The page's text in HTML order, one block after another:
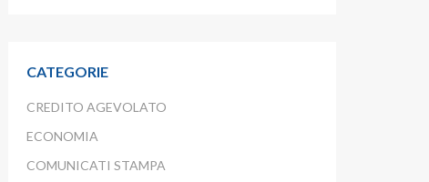
CATEGORIE
CREDITO AGEVOLATO
ECONOMIA
COMUNICATI STAMPA